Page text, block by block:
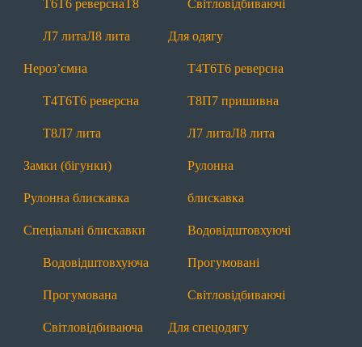
Т6Т6 реверснаТ8
Л7 литаЛ8 лита
Нероз’ємна
Т4Т6Т6 реверсна
Т8Л7 лита
Замки (бігунки)
Рулонна блискавка
Спеціальні блискавки
Водовідштовхуюча
Прогумована
Світловідбиваюча
Світловідбиваючі
Для одягу
Т4Т6Т6 реверсна
Т8П7 пришивна
Л7 литаЛ8 лита
Рулонна
блискавка
Водовідштовхуючі
Прогумовані
Світловідбиваючі
Для спецодягу
Т6 Т6 реверсна Т8
Нероз'ємні
Т4 Т8
Замки (бігунки) Рулонна блискавка
Спеціальні
Водовідштовхуючі Прогумовані
Світловідбиваючі З лінією вшивання
Лівосторонні
Тасьма Мононитка